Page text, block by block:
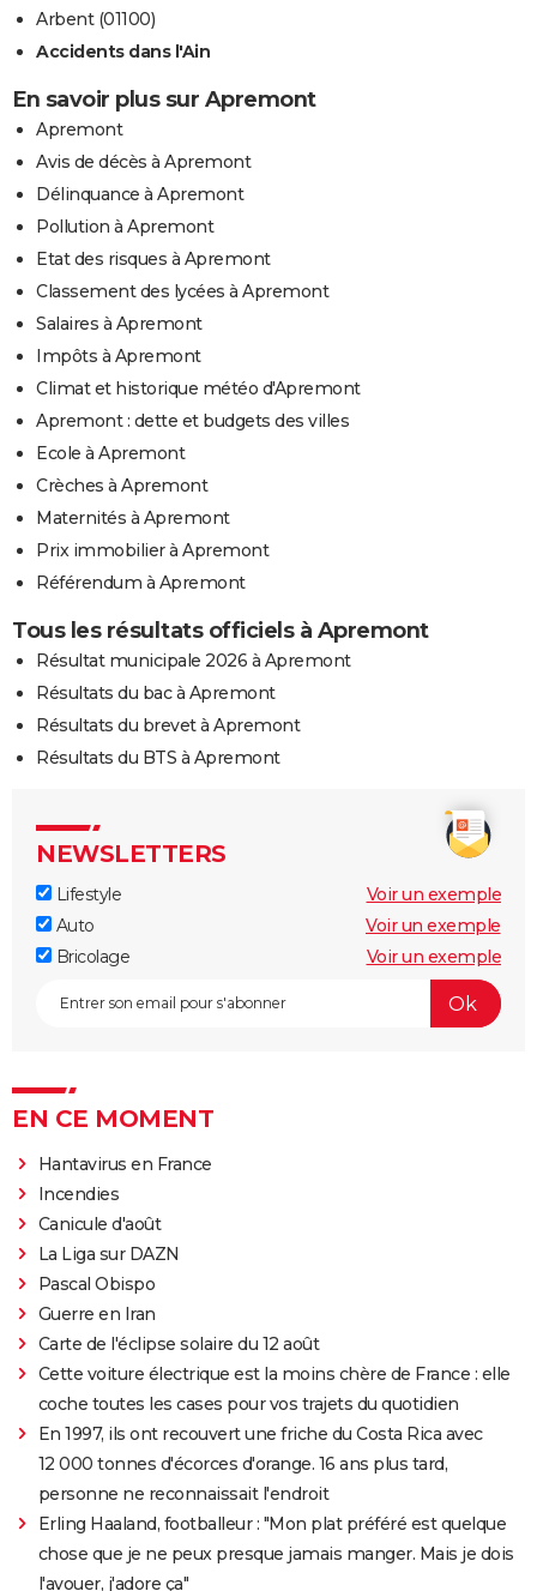
Arbent (01100)
Accidents dans l'Ain
En savoir plus sur Apremont
Apremont
Avis de décès à Apremont
Délinquance à Apremont
Pollution à Apremont
Etat des risques à Apremont
Classement des lycées à Apremont
Salaires à Apremont
Impôts à Apremont
Climat et historique météo d'Apremont
Apremont : dette et budgets des villes
Ecole à Apremont
Crèches à Apremont
Maternités à Apremont
Prix immobilier à Apremont
Référendum à Apremont
Tous les résultats officiels à Apremont
Résultat municipale 2026 à Apremont
Résultats du bac à Apremont
Résultats du brevet à Apremont
Résultats du BTS à Apremont
NEWSLETTERS
Lifestyle
Voir un exemple
Auto
Voir un exemple
Bricolage
Voir un exemple
EN CE MOMENT
Hantavirus en France
Incendies
Canicule d'août
La Liga sur DAZN
Pascal Obispo
Guerre en Iran
Carte de l'éclipse solaire du 12 août
Cette voiture électrique est la moins chère de France : elle
coche toutes les cases pour vos trajets du quotidien
En 1997, ils ont recouvert une friche du Costa Rica avec
12 000 tonnes d'écorces d'orange. 16 ans plus tard,
personne ne reconnaissait l'endroit
Erling Haaland, footballeur : "Mon plat préféré est quelque
chose que je ne peux presque jamais manger. Mais je dois
l'avouer, j'adore ça"